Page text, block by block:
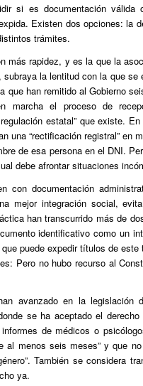
si es documentación
Existen dos opciones: la
trámites.
más rapidez, y es la que la
la lentitud con la que se
que han remitido al Gobierno
marcha el proceso de
estatal” que existe.
una “rectificación registral” en
de esa persona en el DNI.
debe afrontar situaciones
con documentación
mejor integración social,
han transcurrido más de
identificativo como un
puede expedir títulos de
Pero no hubo recurso al
avanzado en la legislación
se ha aceptado el derecho
de médicos o
menos seis meses” y que
También se considera
ya.